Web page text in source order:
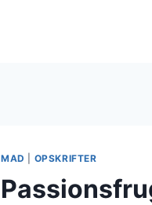
MAD OPSKRIFTER